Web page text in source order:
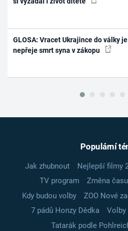
GLOSA: Vracet Ukrajince do války
nepřeje smrt syna v zákopu
Populární
Jak zhubnout Nejlepší filmy
TV program
Změna času
Kdy budou volby
ZOO Nové
7 pádů Honzy Dědka
Volby
Tatarák podle